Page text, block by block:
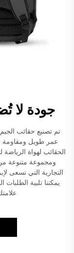
جودة لا
تم تصنيع حقائب
عمر طويل ومقاومة
الحقائب لهواة
ومجموعة متنوعة من
التجارية التي تسعى
يمكننا تلبية